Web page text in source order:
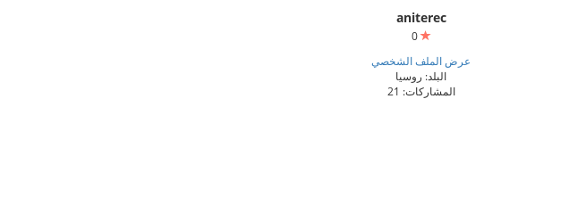
aniterec
0
عرض الملف الشخصي
البلد: روسيا
المشاركات: 21